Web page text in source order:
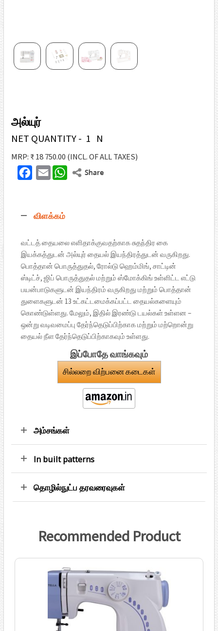
அல்யுர்
NET QUANTITY - 1 N
MRP: ₹ 18 750.00 (INCL. OF ALL TAXES)
F
e
b
o
o
k
T
i
t
e
r
E
i
W
A
p
p
விளக்கம்
வட்டத் தையலை எளிதாக்குவதற்காக சுதந்திர கை
இயக்கத்துடன் அல்யுர் தையல் இயந்திரத்துடன் வருகிறது.
பொத்தான் பொருத்துதல், ரோல்டு ஹெம்மிங், சாட்டின்
ஸ்டிட்ச், ஜிப் பொருத்துதல் மற்றும் ஸ்மோக்கிங் உள்ளிட்ட எட்டு
பயன்பாடுகளுடன் இயந்திரம் வருகிறது மற்றும் பொத்தான்
துளைகளுடன் 13 உட்கட்டமைக்கப்பட்ட தையல்களையும்
கொண்டுள்ளது. மேலும், இதில் இரண்டு டயல்கள் உள்ளன –
ஒன்று வடிவமைப்பு தேர்ந்தெடுப்பிற்காக மற்றும் மற்றொன்று
தையல் நீள தேர்ந்தெடுப்பிற்காகவும் உள்ளது.
இப்போதே வாங்கவும்
சில்லறை விற்பனை கடைகள்
அம்சங்கள்
In built patterns
தொழில்நுட்ப தரவரைவுகள்
Recommended Product